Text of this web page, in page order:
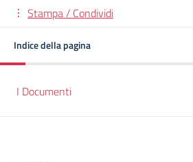
Stampa / Condividi
Indice della pagina
I Documenti